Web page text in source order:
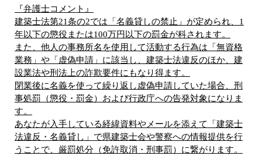
『弁護士コメント』
建築士法第21条の2では「名義貸しの禁止」が定められ、1
年以下の懲役または100万円以下の罰金が科されます。​
また、他人の事務所名を使用して活動する行為は「無資格
業務」や「虚偽申請」に該当し、建築士法違反のほか、建
設業法や刑法上の詐欺要件にもなり得ます。​
閉業後に名義を使って繰り返し虚偽申請していた場合、刑
事処罰（懲役・罰金）および行政庁への告発対象になりま
す。
あなたが入手している経緯資料やメールを添えて「建築士
法違反・名義貸し」で県建築士会や警察への情報提供を行
うことで、厳罰処分（免許取消・刑事罰）に繋がります。